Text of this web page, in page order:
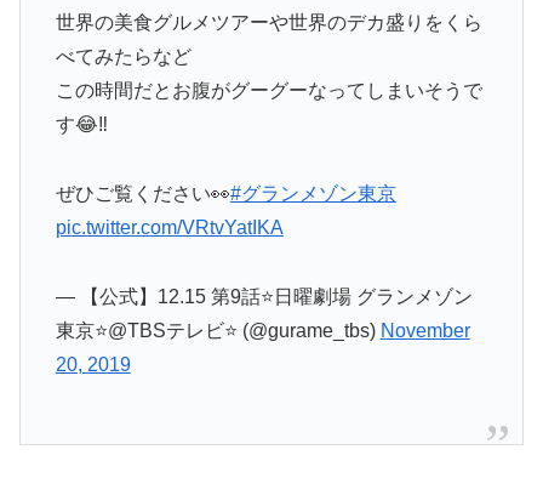
世界の美食グルメツアーや世界のデカ盛りをくら
べてみたらなど
この時間だとお腹がグーグーなってしまいそうで
す😂‼️
ぜひご覧ください👀#グランメゾン東京
pic.twitter.com/VRtvYatIKA
— 【公式】12.15 第9話⭐️日曜劇場 グランメゾン
東京⭐️@TBSテレビ⭐️ (@gurame_tbs) November
20, 2019